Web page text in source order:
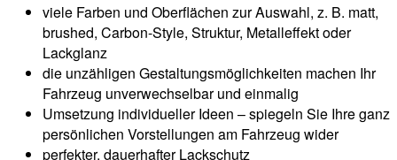
viele Farben und Oberflächen zur Auswahl, z. B. matt,
brushed, Carbon-Style, Struktur, Metalleffekt oder
Lackglanz
die unzähligen Gestaltungsmöglichkeiten machen Ihr
Fahrzeug unverwechselbar und einmalig
Umsetzung individueller Ideen – spiegeln Sie Ihre ganz
persönlichen Vorstellungen am Fahrzeug wider
perfekter, dauerhafter Lackschutz